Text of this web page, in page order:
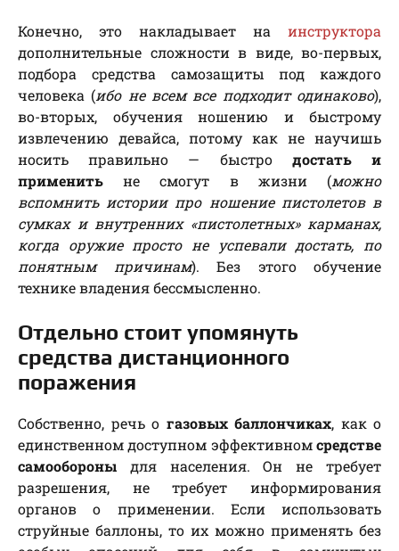
Конечно, это накладывает на инструктора
дополнительные сложности в виде, во-первых,
подбора средства самозащиты под каждого
человека (ибо не всем все подходит одинаково),
во-вторых, обучения ношению и быстрому
извлечению девайса, потому как не научишь
носить правильно — быстро достать и
применить не смогут в жизни (можно
вспомнить истории про ношение пистолетов в
сумках и внутренних «пистолетных» карманах,
когда оружие просто не успевали достать, по
понятным причинам). Без этого обучение
технике владения бессмысленно.
Отдельно стоит упомянуть
средства дистанционного
поражения
Собственно, речь о газовых баллончиках, как о
единственном доступном эффективномсредстве
самообороны для населения. Он не требует
разрешения, не требует информирования
органов о применении. Если использовать
струйные баллоны, то их можно применять без